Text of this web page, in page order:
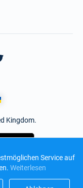
Service auf
Weiterlesen
Kingdom.